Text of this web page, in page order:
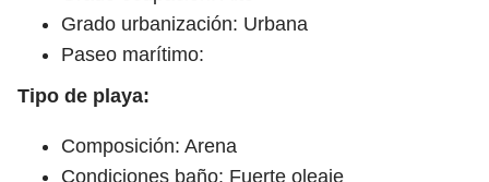
Grado urbanización: Urbana
Paseo marítimo:
Tipo de playa:
Composición: Arena
Condiciones baño: Fuerte oleaje